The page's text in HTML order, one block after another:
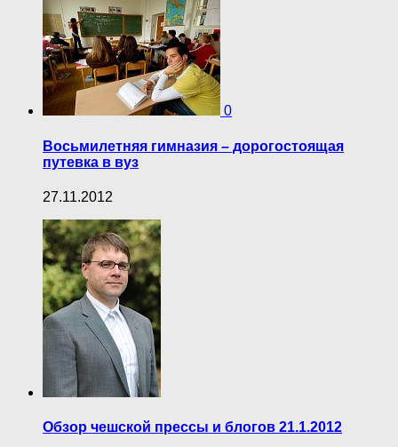
0
Восьмилетняя гимназия – дорогостоящая
путевка в вуз
27.11.2012
Обзор чешской прессы и блогов 21.1.2012